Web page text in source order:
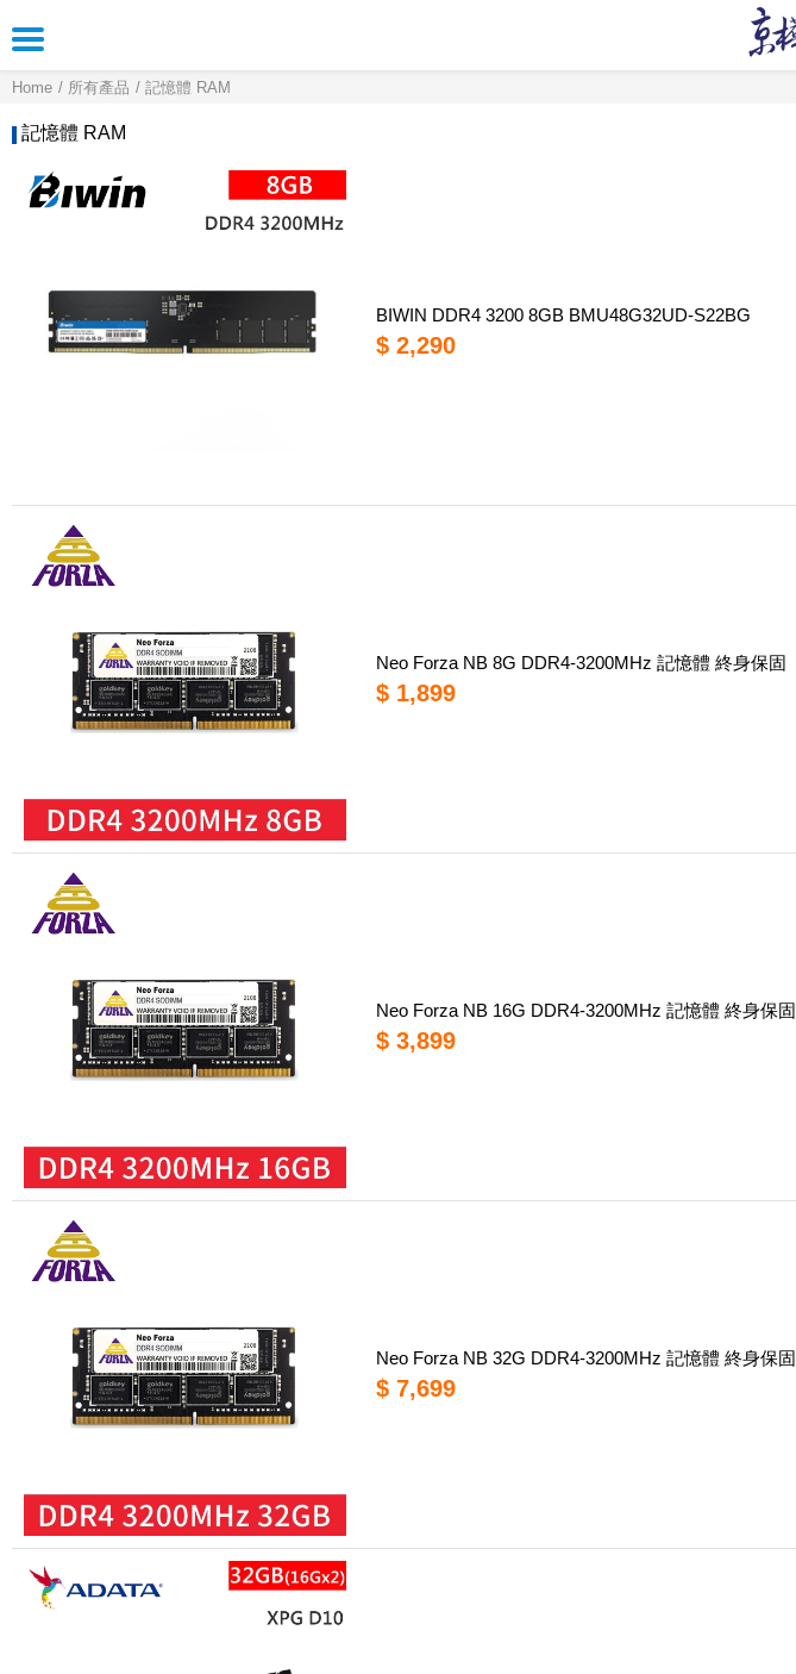
Home 所有產品 記憶體 RAM
記憶體 RAM
BIWIN DDR4 3200 8GB BMU48G32UD-S22BG
$ 2,290
Neo Forza NB 8G DDR4-3200MHz 記憶體 終身保固
$ 1,899
Neo Forza NB 16G DDR4-3200MHz 記憶體 終身保固
$ 3,899
Neo Forza NB 32G DDR4-3200MHz 記憶體 終身保固
$ 7,699